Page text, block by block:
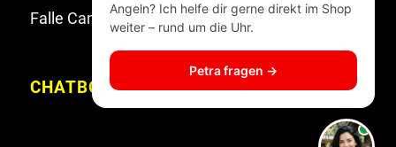
Falle Campingwelt Katalog
CHATBOT
Angeln? Ich helfe dir gerne direkt im Shop
weiter – rund um die Uhr.
Petra fragen →